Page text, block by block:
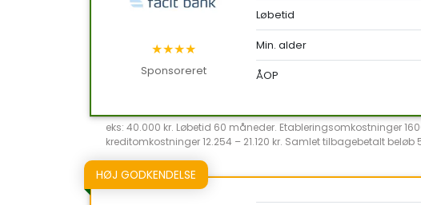
★★★★
Sponsoreret
Løbetid
Min. alder
ÅOP
eks: 40.000 kr. Løbetid 60 måneder. Etableringsomkostninger
kreditomkostninger 12.254 – 21.120 kr. Samlet tilbagebetalt beløb
HØJ GODKENDELSE